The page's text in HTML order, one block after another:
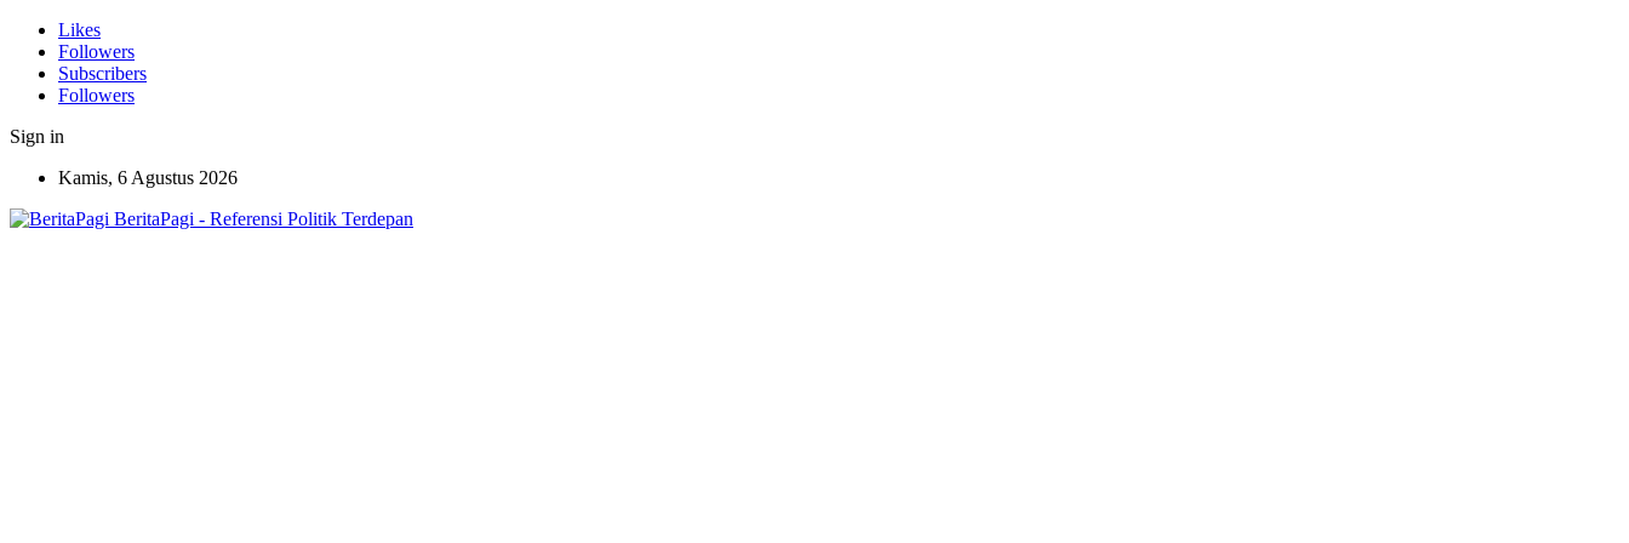
Likes
Followers
Subscribers
Followers
Sign in
Kamis, 6 Agustus 2026
BeritaPagi - Referensi Politik Terdepan